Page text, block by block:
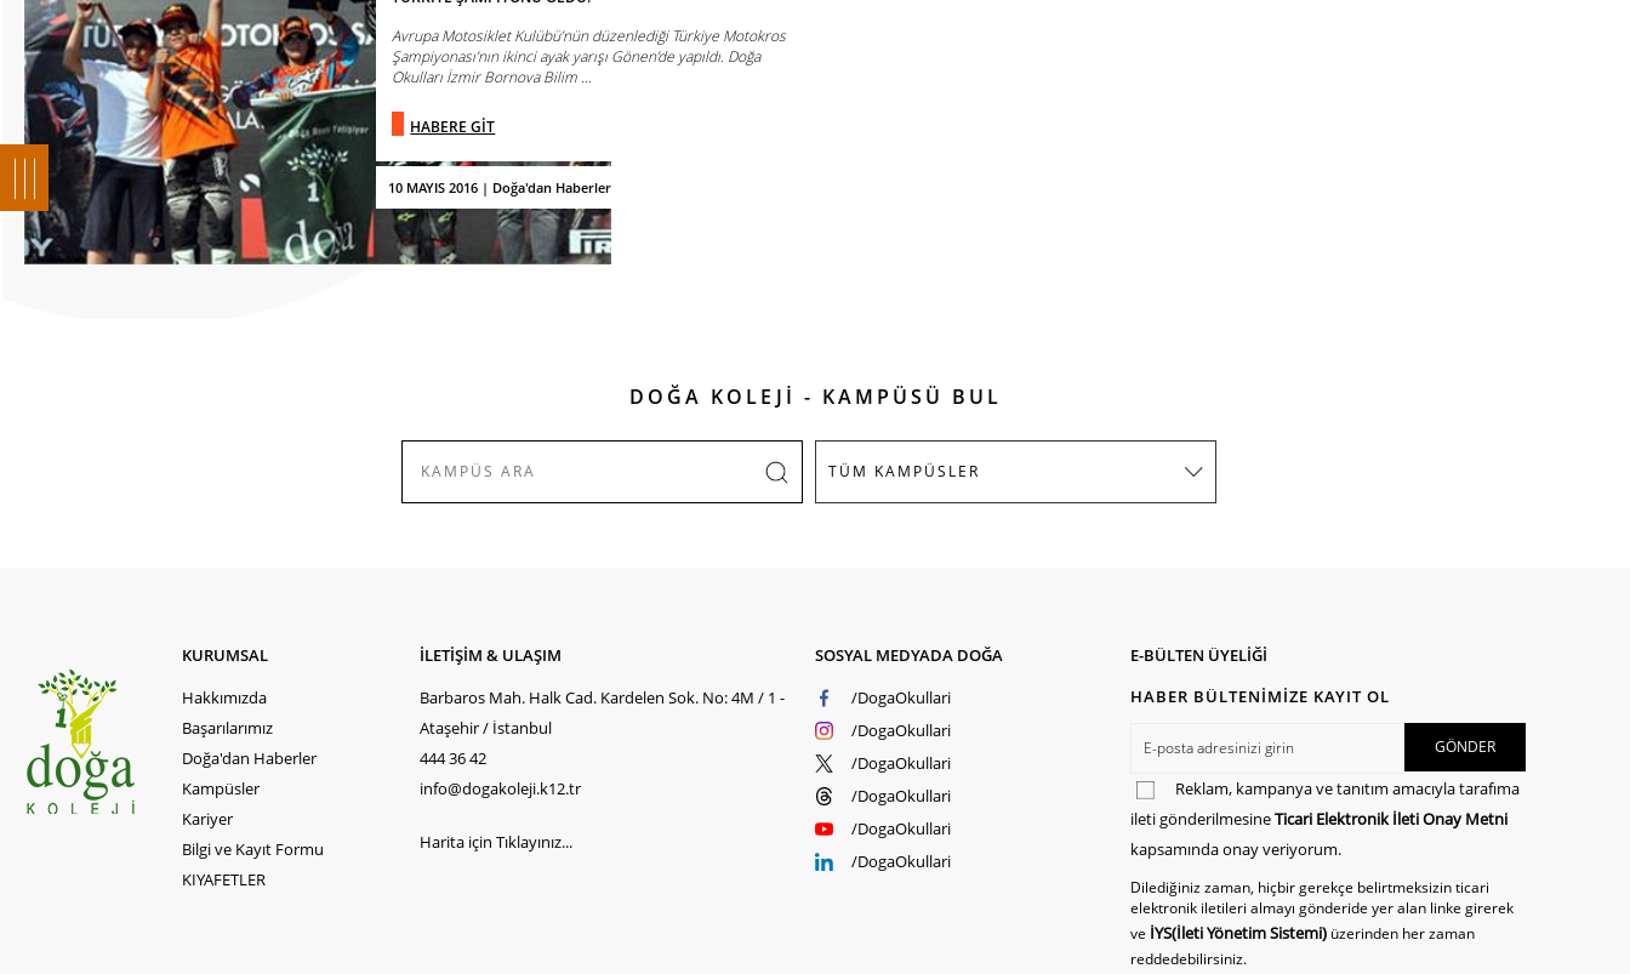
10 MAYIS 2016 | Doğa'dan Haberler
Avrupa Motosiklet Kulübü’nün düzenlediği Türkiye Motokros
Şampiyonası’nın ikinci ayak yarışı Gönen’de yapıldı. Doğa
Okulları İzmir Bornova Bilim ...
HABERE GİT
DOĞA KOLEJİ - KAMPÜSÜ BUL
KURUMSAL
Hakkımızda
Başarılarımız
Doğa'dan Haberler
Kampüsler
Kariyer
Bilgi ve Kayıt Formu
KIYAFETLER
İLETİŞİM & ULAŞIM
Barbaros Mah. Halk Cad. Kardelen Sok. No: 4M / 1 -
Ataşehir / İstanbul
444 36 42
info@dogakoleji.k12.tr
Harita için Tıklayınız...
SOSYAL MEDYADA DOĞA
/DogaOkullari
/DogaOkullari
/DogaOkullari
/DogaOkullari
/DogaOkullari
/DogaOkullari
E-BÜLTEN ÜYELİĞİ
HABER BÜLTENİMİZE KAYIT OL
Reklam, kampanya ve tanıtım amacıyla tarafıma
ileti gönderilmesineTicari Elektronik İleti Onay Metni
kapsamında onay veriyorum.
Dilediğiniz zaman, hiçbir gerekçe belirtmeksizin ticari
elektronik iletileri almayı gönderide yer alan linke girerek
ve İYS(İleti Yönetim Sistemi) üzerinden her zaman
reddedebilirsiniz.